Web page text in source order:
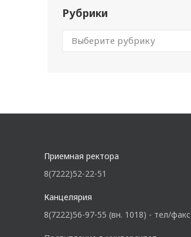
Рубрики
Приемная ректора
8(7222)52-22-51
Канцелярия
8(7222)56-97-55 (вн. 1018) - тел/факс